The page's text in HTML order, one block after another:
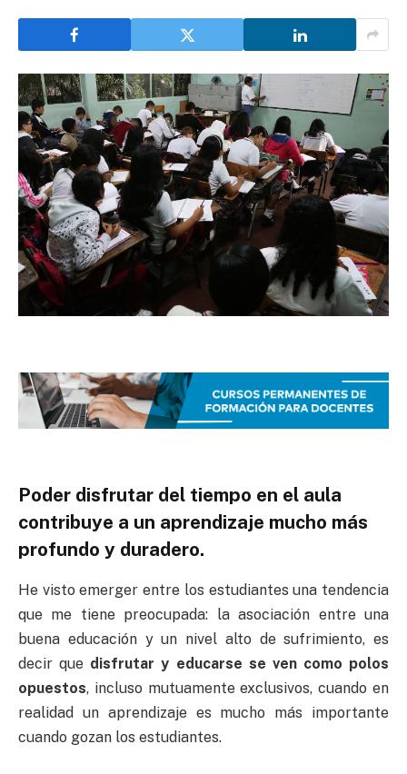
Poder disfrutar del tiempo en el aula
contribuye a un aprendizaje mucho más
profundo y duradero.
He visto emerger entre los estudiantes una tendencia
que me tiene preocupada: la asociación entre una
buena educación y un nivel alto de sufrimiento, es
decir que disfrutar y educarse se ven como polos
opuestos, incluso mutuamente exclusivos, cuando en
realidad un aprendizaje es mucho más importante
cuando gozan los estudiantes.